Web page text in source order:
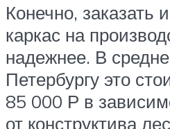
Конечно, заказать
каркас на
надежнее. В
Петербургу это
85 000 Р в
от конструктива